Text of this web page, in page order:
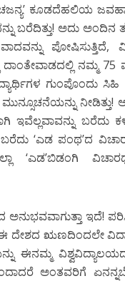
ಕೂಡದೆಹಲಿಯ
ಬರೆದಿತ್ತು! ಅದು
ಪೋಷಿಸುತ್ತಿದೆ,
ನಮ್ಮ 75
ಗುಂಪೊಂದು
ಬರೆದು
‘ಎಡ ಪಂಥ’ದ
ಇದೆ!
ದೇಶದ ಋಣದಿಂದಲೇ
ಈನಮ್ಮ
ಅಂತವರಿಗೆ ಏನನ್ನಬೇಕು